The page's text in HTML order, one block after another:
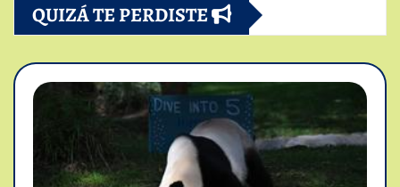
QUIZÁ TE PERDISTE